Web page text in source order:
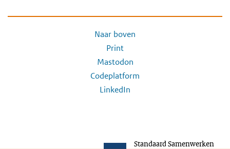
Naar boven
Print
Mastodon
Codeplatform
LinkedIn
Standaard Samenwerken